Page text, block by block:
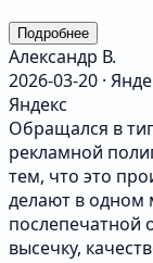
Подробнее
Александр В.
2026-03-20 ·
Яндекс
Обращался в
рекламной
тем, что это
делают в одном
послепечатной
высечку,